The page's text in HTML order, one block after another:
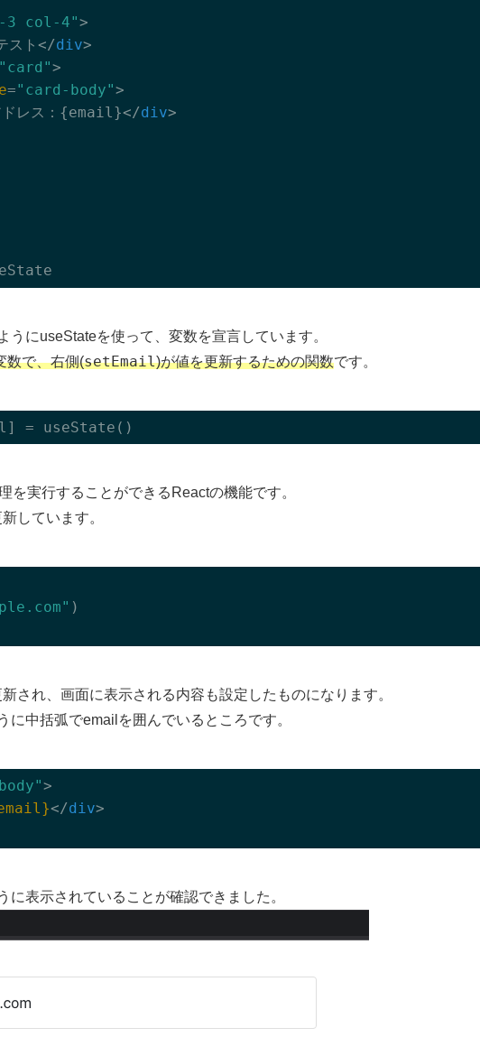
3 col-4">
ト </div>
"card">
="card-body">
ドレス：{email}</div>
にuseStateを使って、変数を宣言しています。
数で、右側(setEmail)が値を更新するための関数です。
を実行することができるReactの機能です。
しています。
)
され、画面に表示される内容も設定したものになります。
中括弧でemailを囲んでいるところです。
>
</div>
表示されていることが確認できました。